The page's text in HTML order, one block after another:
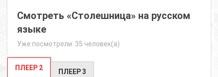
Смотреть «Столешница» на русском
языке
Уже посмотрели: 35 человек(а)
ПЛЕЕР 2 ПЛЕЕР 3